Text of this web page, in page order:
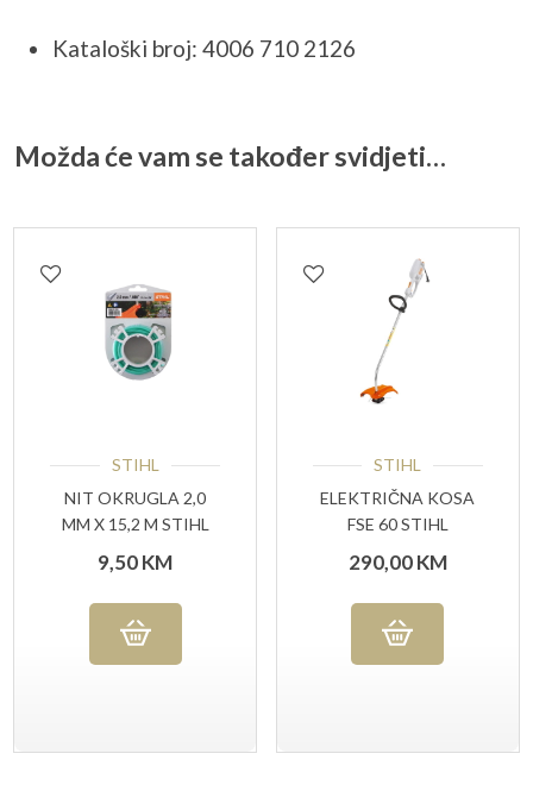
Kataloški broj: 4006 710 2126
Možda će vam se također svidjeti…
STIHL
NIT OKRUGLA 2,0
MM X 15,2 M STIHL
9,50KM
STIHL
ELEKTRIČNA KOSA
FSE 60 STIHL
290,00KM